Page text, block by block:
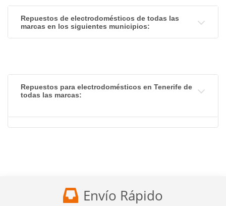
Repuestos de electrodomésticos de todas las
marcas en los siguientes municipios:
Repuestos para electrodomésticos en Tenerife de
todas las marcas:
Envío Rápido